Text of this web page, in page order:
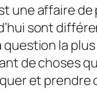
une affaire
sont
question la
de choses
et